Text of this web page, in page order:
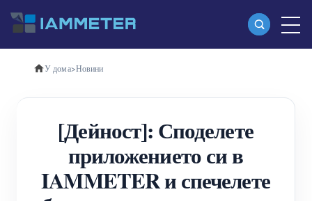
Продукти
(WEM3080)
Трифазен Wi-Fi измервател на енергия
(WEM3080T)
У дома>Новини
[Дейност]: Споделете
приложението си в
IAMMETER и спечелете